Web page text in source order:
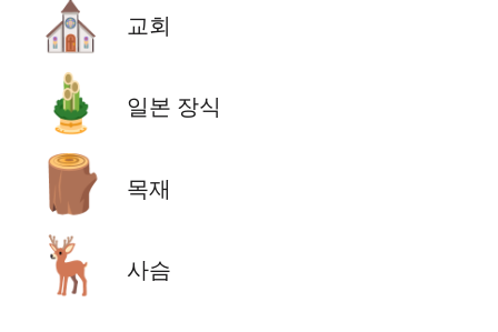
⛪ 교회
🎍 일본 장식
🪵 목재
🦌 사슴